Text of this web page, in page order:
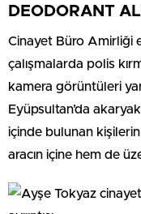
DEODORANT
Cinayet Büro Amirliği
çalışmalarda polis
kamera görüntüleri
Eyüpsultan’da
içinde bulunan
aracın içine hem de